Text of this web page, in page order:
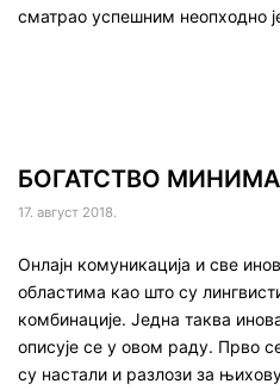
сматрао успешним неопходно
БОГАТСТВО
17. август 2018.
Онлајн комуникација и све
областима као што су
комбинације. Једна таква
описује се у овом раду. Прво
су настали и разлози за